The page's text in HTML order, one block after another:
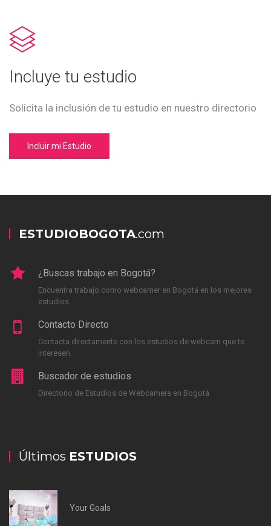
Incluye tu estudio
Solicita la inclusión de tu estudio en nuestro directorio
Incluir mi Estudio
ESTUDIOBOGOTA.com
¿Buscas trabajo en Bogotá?
Encuentra trabajo como webcamer en Bogotá en los mejores
estudios.
Contacto Directo
Contacta directamente con los estudios de webcam que te
interesen.
Buscador de estudios
Directorio de Estudios de Webcamers en Bogotá
Últimos ESTUDIOS
Your Goals